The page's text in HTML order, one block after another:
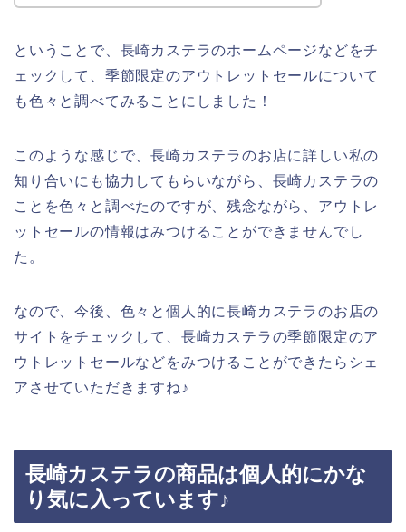
ということで、長崎カステラのホームページなどをチ
ェックして、季節限定のアウトレットセールについて
も色々と調べてみることにしました！
このような感じで、長崎カステラのお店に詳しい私の
知り合いにも協力してもらいながら、長崎カステラの
ことを色々と調べたのですが、残念ながら、アウトレ
ットセールの情報はみつけることができませんでし
た。
なので、今後、色々と個人的に長崎カステラのお店の
サイトをチェックして、長崎カステラの季節限定のア
ウトレットセールなどをみつけることができたらシェ
アさせていただきますね♪
長崎カステラの商品は個人的にかな
り気に入っています♪